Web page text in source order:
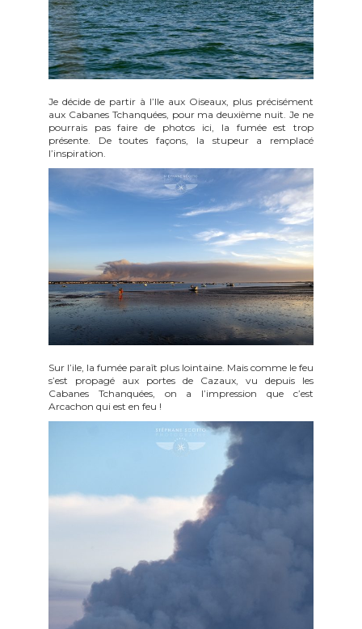
Je décide de partir à l’Ile aux Oiseaux, plus précisément
aux Cabanes Tchanquées, pour ma deuxième nuit. Je ne
pourrais pas faire de photos ici, la fumée est trop
présente. De toutes façons, la stupeur a remplacé
l’inspiration.
Sur l’ile, la fumée paraît plus lointaine. Mais comme le feu
s’est propagé aux portes de Cazaux, vu depuis les
Cabanes Tchanquées, on a l’impression que c’est
Arcachon qui est en feu !